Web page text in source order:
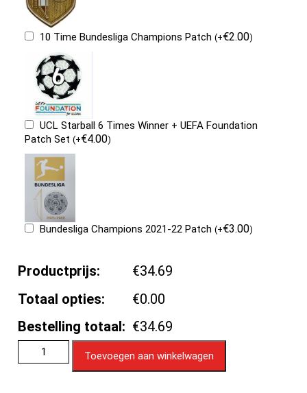
10 Time Bundesliga Champions Patch(+€2.00)
UCL Starball 6 Times Winner + UEFA Foundation
Patch Set(+€4.00)
Bundesliga Champions 2021-22 Patch(+€3.00)
Productprijs:
€34.69
Totaal opties:
€0.00
Bestelling totaal: €34.69
Toevoegen aan winkelwagen